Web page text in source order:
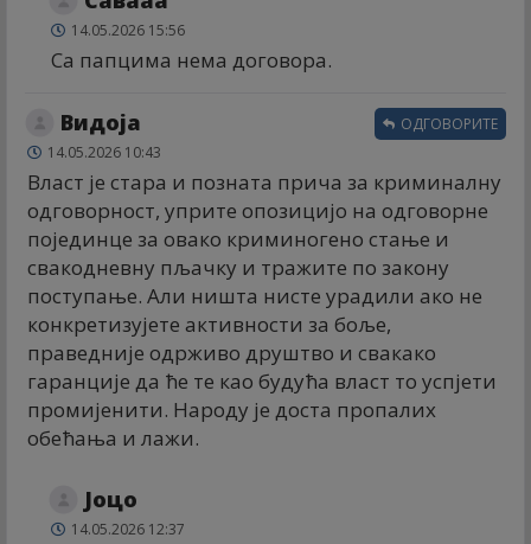
14.05.2026 15:56
Са папцима нема договора.
Видоја
14.05.2026 10:43
Власт је стара и позната прича за криминалну
одговорност, уприте опозицијо на одговорне
појединце за овако криминогено стање и
свакодневну пљачку и тражите по закону
поступање. Али ништа нисте урадили ако не
конкретизујете активности за боље,
праведније одрживо друштво и свакако
гаранције да ће те као будућа власт то успјети
промијенити. Народу је доста пропалих
обећања и лажи.
ОДГОВОРИТЕ
Јоцо
14.05.2026 12:37